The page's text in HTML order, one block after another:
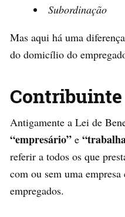
Subordinação
Mas aqui há uma
do domicílio do
Antigamente a Lei de
“empresário” e
referir a todos os que
com ou sem uma
empregados.